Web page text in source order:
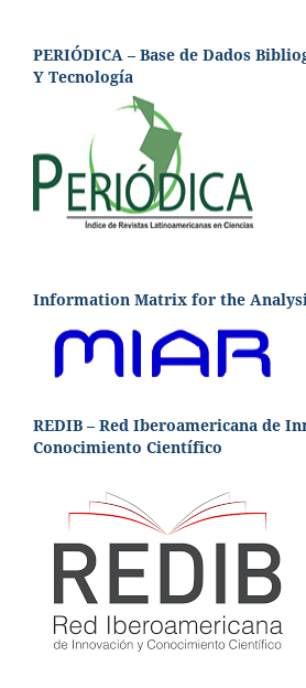
PERIÓDICA – Base de Dados
Y Tecnología
Information Matrix for the
REDIB – Red Iberoamericana de
Conocimiento Científico